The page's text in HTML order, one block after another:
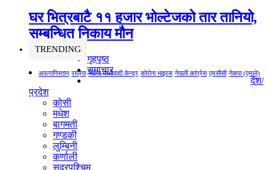
घर भित्रबाटै ११ हजार भोल्टेजको तार तानियो,
सम्बन्धित निकाय मौन
TRENDING
अफगानिस्तान राप्रपा नेकपा माओवादी केन्द्र कोरोना भाइरस नेपाली कांग्रेस एमसीसी नेकपा (एमाले)
गृहपृष्ठ
समाचार
देश/
प्रदेश
कोसी
मधेश
बागमती
गण्डकी
लुम्बिनी
कर्णाली
सुदूरपश्चिम